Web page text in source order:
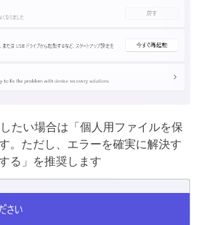
たい場合は「個人用ファイルを保
。ただし、エラーを確実に解決す
る」を推奨します